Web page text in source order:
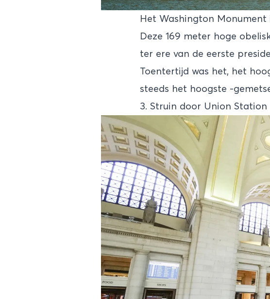
Het Washington
Deze 169 meter hoge
ter ere van de eerste
Toentertijd was het, het
steeds het hoogste -
3. Struin door Union Station